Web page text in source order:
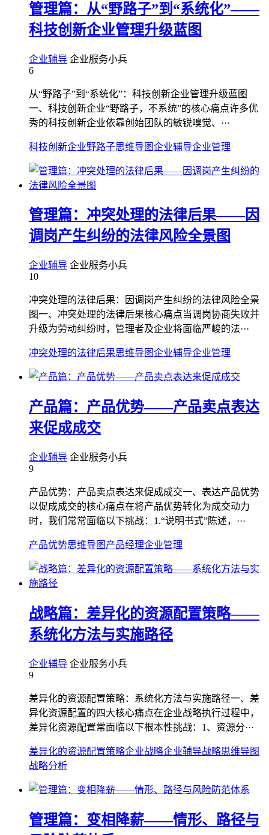
管理篇：从“野路子”到“系统化”——
科技创新企业管理升级蓝图
企业辅导 企业服务小兵
6
从“野路子”到“系统化”：科技创新企业管理升级蓝图
一、科技创新企业“野路子，不系统”的核心痛点许多优
秀的科技创新企业依靠创始团队的敏锐嗅觉、···
科技创新企业野路子思维导图企业辅导企业管理
管理篇：冲突处理的法律后果——因
调岗产生纠纷的法律风险全景图
企业辅导 企业服务小兵
10
冲突处理的法律后果：因调岗产生纠纷的法律风险全景
图一、冲突处理的法律后果核心痛点当调岗协商失败并
升级为劳动纠纷时，管理者及企业将面临严峻的法···
冲突处理的法律后果思维导图企业辅导企业管理
产品篇：产品优势——产品卖点表达
来促成成交
企业辅导 企业服务小兵
9
产品优势：产品卖点表达来促成成交一、表达产品优势
以促成成交的核心痛点在将产品优势转化为成交动力
时，我们常常面临以下挑战：1.“说明书式”陈述，···
产品优势思维导图 产品经理企业管理
战略篇：差异化的资源配置策略——
系统化方法与实施路径
企业辅导 企业服务小兵
9
差异化的资源配置策略：系统化方法与实施路径一、差
异化资源配置的四大核心痛点在企业战略执行过程中，
差异化资源配置常面临以下根本性挑战：1、资源分···
差异化的资源配置策略企业战略企业辅导战略思维导图
战略分析
管理篇：变相降薪——情形、路径与